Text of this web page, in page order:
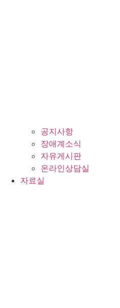
공지사항
장애계소식
자유게시판
온라인상담실
자료실